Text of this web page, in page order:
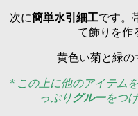
次に簡単水引細工です。
て飾りを作
黄色い菊と緑
＊この上に他のアイテム
っぷり グルーをつ